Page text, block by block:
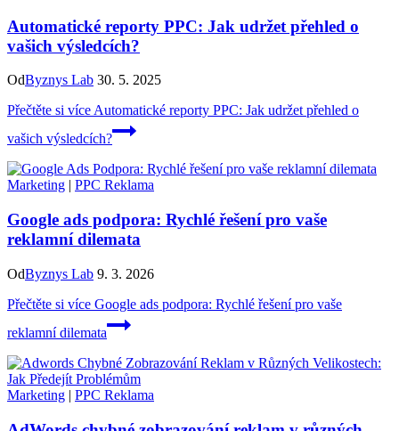
Automatické reporty PPC: Jak udržet přehled o
vašich výsledcích?
OdByznys Lab 30. 5. 2025
Přečtěte si více Automatické reporty PPC: Jak udržet přehled o
vašich výsledcích?
Marketing | PPC Reklama
Google ads podpora: Rychlé řešení pro vaše
reklamní dilemata
OdByznys Lab 9. 3. 2026
Přečtěte si více Google ads podpora: Rychlé řešení pro vaše
reklamní dilemata
Marketing | PPC Reklama